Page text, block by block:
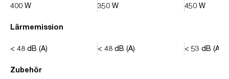
Lärmemission
Zubehör
400 W
< 48 dB (A)
350 W
< 48 dB (A)
450 W
< 53 dB (A)